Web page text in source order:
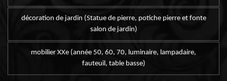
décoration de jardin (Statue de pierre, potiche pierre et fonte
salon de jardin)
mobilier XXe (année 50, 60, 70, luminaire, lampadaire,
fauteuil, table basse)